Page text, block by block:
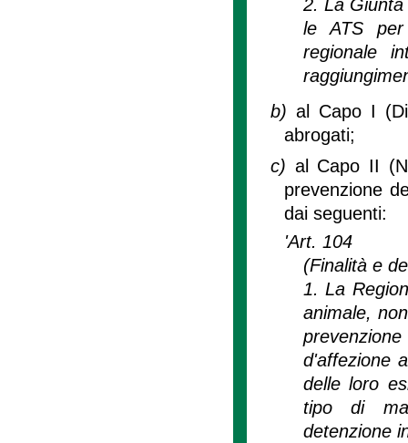
2. La
le ATS
regionale
b) al Capo I
abrogati;
c) al Capo II
prevenzione
dai seguenti:
'Art. 104
(Finalità e
1. La
animale,
d'affezione
delle loro
tipo di
detenzione